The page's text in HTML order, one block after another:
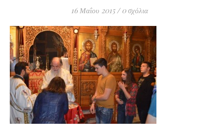
16 Μαΐου 2015 / 0 σχόλια